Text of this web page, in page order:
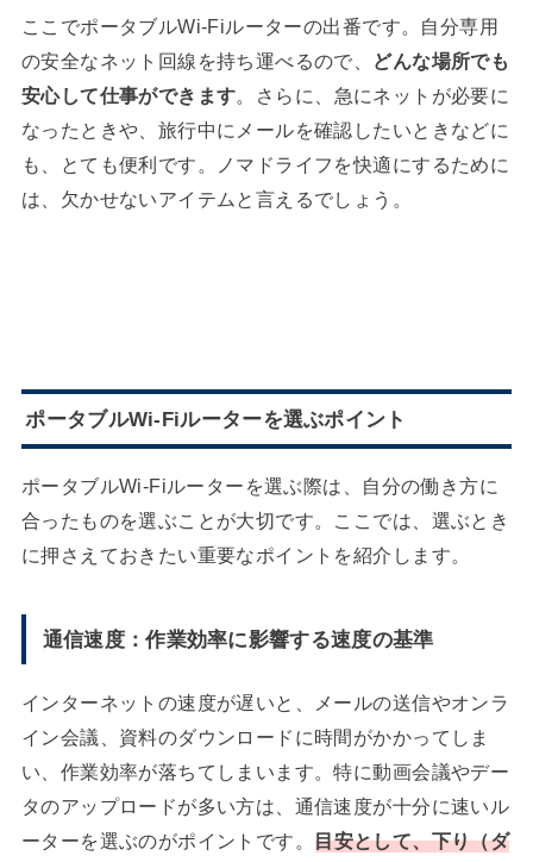
ここでポータブルWi-Fiルーターの出番です。自分専用
の安全なネット回線を持ち運べるので、 どんな場所でも
安心して仕事ができます 。さらに、急にネットが必要に
なったときや、旅行中にメールを確認したいときなどに
も、とても便利です。ノマドライフを快適にするために
は、欠かせないアイテムと言えるでしょう。
ポータブルWi-Fiルーターを選ぶポイント
ポータブルWi-Fiルーターを選ぶ際は、自分の働き方に
合ったものを選ぶことが大切です。ここでは、選ぶとき
に押さえておきたい重要なポイントを紹介します。
通信速度：作業効率に影響する速度の基準
インターネットの速度が遅いと、メールの送信やオンラ
イン会議、資料のダウンロードに時間がかかってしま
い、作業効率が落ちてしまいます。特に動画会議やデー
タのアップロードが多い方は、通信速度が十分に速いル
ーターを選ぶのがポイントです。 目安として、下り（ダ